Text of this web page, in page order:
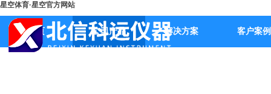
星空体育·星空官方网站
首页 公司产品 解决方案 客户案例